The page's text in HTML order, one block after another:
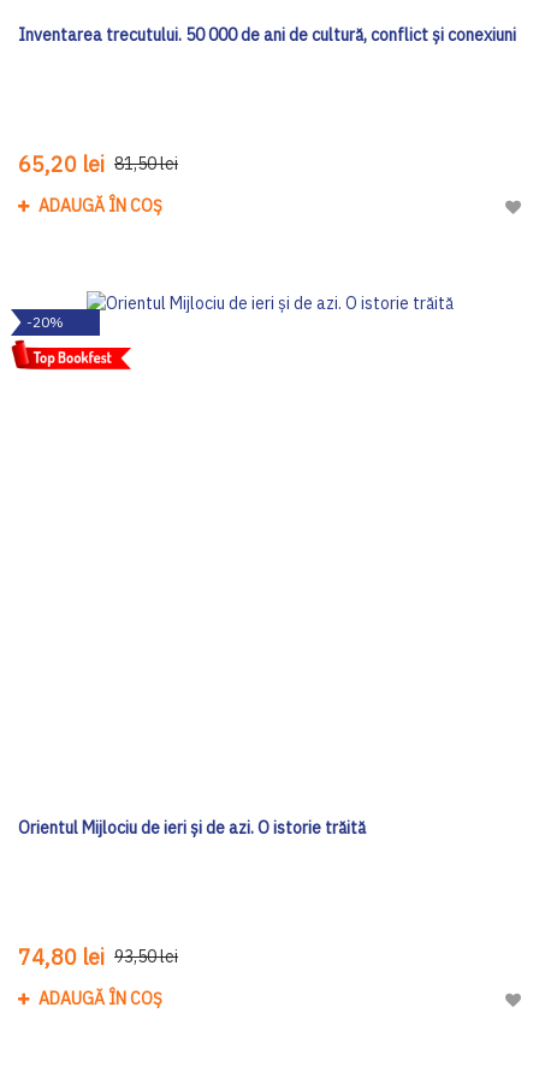
Inventarea trecutului. 50 000 de ani de cultură, conflict și conexiuni
65,20 lei 81,50 lei
ADAUGĂ ÎN COȘ
-20%
Orientul Mijlociu de ieri și de azi. O istorie trăită
74,80 lei 93,50 lei
ADAUGĂ ÎN COȘ